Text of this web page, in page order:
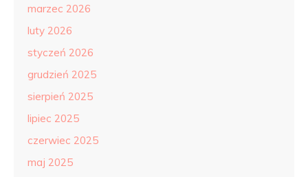
marzec 2026
luty 2026
styczeń 2026
grudzień 2025
sierpień 2025
lipiec 2025
czerwiec 2025
maj 2025